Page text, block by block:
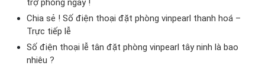
trợ phòng ngay !
Chia sẻ ! Số điện thoại đặt phòng vinpearl thanh hoá –
Trực tiếp lễ
Số điện thoại lễ tân đặt phòng vinpearl tây ninh là bao
nhiêu ?